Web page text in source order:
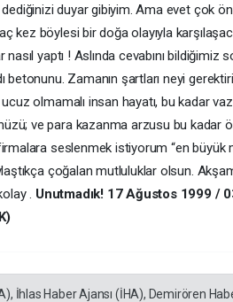
duyar gibiyim. Ama evet çok
kez böylesi bir doğa olayıyla
yaptı ! Aslında cevabını bildiğimiz
betonunu. Zamanın şartları neyi
olmamalı insan hayatı, bu kadar
ve para kazanma arzusu bu kadar
seslenmek istiyorum “en büyük
çoğalan mutluluklar olsun.
. Unutmadık! 17 Ağustos 1999 /
İhlas Haber Ajansı (İHA), Demirören